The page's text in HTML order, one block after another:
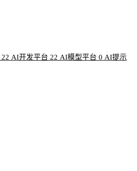
22 AI开发平台 22 AI模型平台 0 AI提示